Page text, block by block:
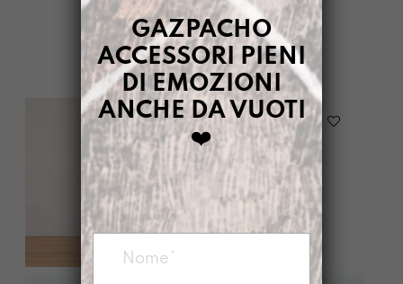
FILTRI
GAZPACHO
ACCESSORI PIENI
DI EMOZIONI
ANCHE DA VUOTI
❤️